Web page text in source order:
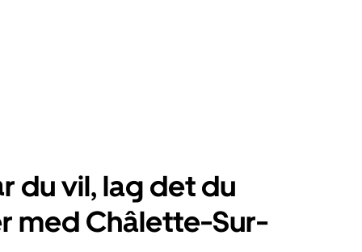
du vil, lag det du
med Châlette-Sur-